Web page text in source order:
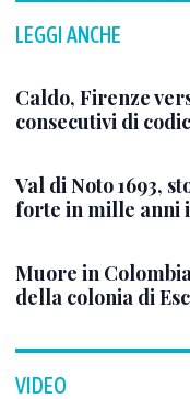
LEGGI ANCHE
Caldo, Firenze
consecutivi di
Val di Noto 1693,
forte in mille anni
Muore in
della colonia di
VIDEO